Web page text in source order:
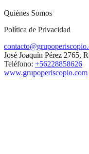
Quiénes Somos
Política de Privacidad
José Joaquín Pérez 2765,
Teléfono: +56228858626
www.grupoperiscopio.com